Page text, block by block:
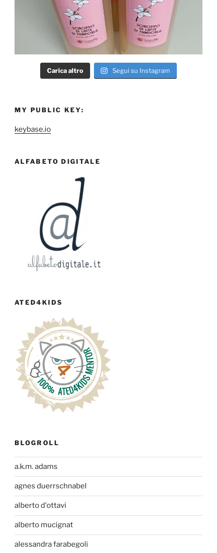
Carica altro Segui su Instagram
MY PUBLIC KEY:
keybase.io
ALFABETO DIGITALE
ATED4KIDS
BLOGROLL
a.k.m. adams
agnes duerrschnabel
alberto d'ottavi
alberto mucignat
alessandra farabegoli